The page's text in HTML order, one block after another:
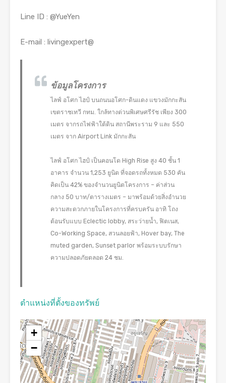
Line ID : @YueYen
E-mail : livingexpert@
ข้อมูลโครงการ
ไลฟ์ อโศก ไฮป์ บนถนนอโศก-ดินแดง แขวงมักกะสัน
เขตราชเทวี กทม. ใกล้ทางด่วนพิเศษศรีรัช เพียง 300
เมตร จากรถไฟฟ้าใต้ดิน สถานีพระราม 9 และ 550
เมตร จาก Airport Link มักกะสัน
ไลฟ์ อโศก ไฮป์ เป็นคอนโด High Rise สูง 40 ชั้น 1
อาคาร จำนวน 1,253 ยูนิต ที่จอดรถทั้งหมด 530 คัน
คิดเป็น 42% ของจำนวนยูนิตโครงการ – ค่าส่วน
กลาง 50 บาท/ตารางเมตร – มาพร้อมด้วยสิ่งอำนวย
ความสะดวกภายในโครงการที่ครบครัน อาทิ โถง
ต้อนรับแบบ Eclectic lobby, สระว่ายน้ำ, ฟิตเนส,
Co-Working Space, สวนลอยฟ้า, Hover bay, The
muted garden, Sunset parlor พร้อมระบบรักษา
ความปลอดภัยตลอด 24 ชม.
ตำแหน่งที่ตั้งของทรัพย์
+
−